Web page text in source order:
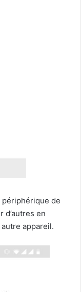
périphérique de
d’autres en
appareil.